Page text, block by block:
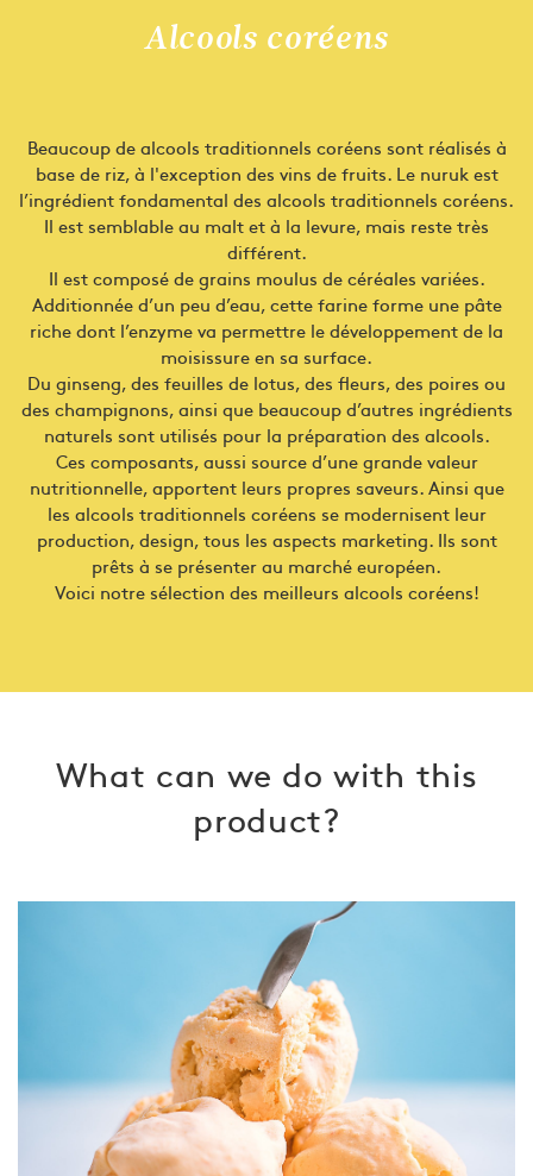
Alcools coréens
Beaucoup de alcools traditionnels coréens sont réalisés à
base de riz, à l'exception des vins de fruits. Le nuruk est
l’ingrédient fondamental des alcools traditionnels coréens.
Il est semblable au malt et à la levure, mais reste très
différent.
Il est composé de grains moulus de céréales variées.
Additionnée d’un peu d’eau, cette farine forme une pâte
riche dont l’enzyme va permettre le développement de la
moisissure en sa surface.
Du ginseng, des feuilles de lotus, des fleurs, des poires ou
des champignons, ainsi que beaucoup d’autres ingrédients
naturels sont utilisés pour la préparation des alcools.
Ces composants, aussi source d’une grande valeur
nutritionnelle, apportent leurs propres saveurs. Ainsi que
les alcools traditionnels coréens se modernisent leur
production, design, tous les aspects marketing. Ils sont
prêts à se présenter au marché européen.
Voici notre sélection des meilleurs alcools coréens!
What can we dowith this
product?